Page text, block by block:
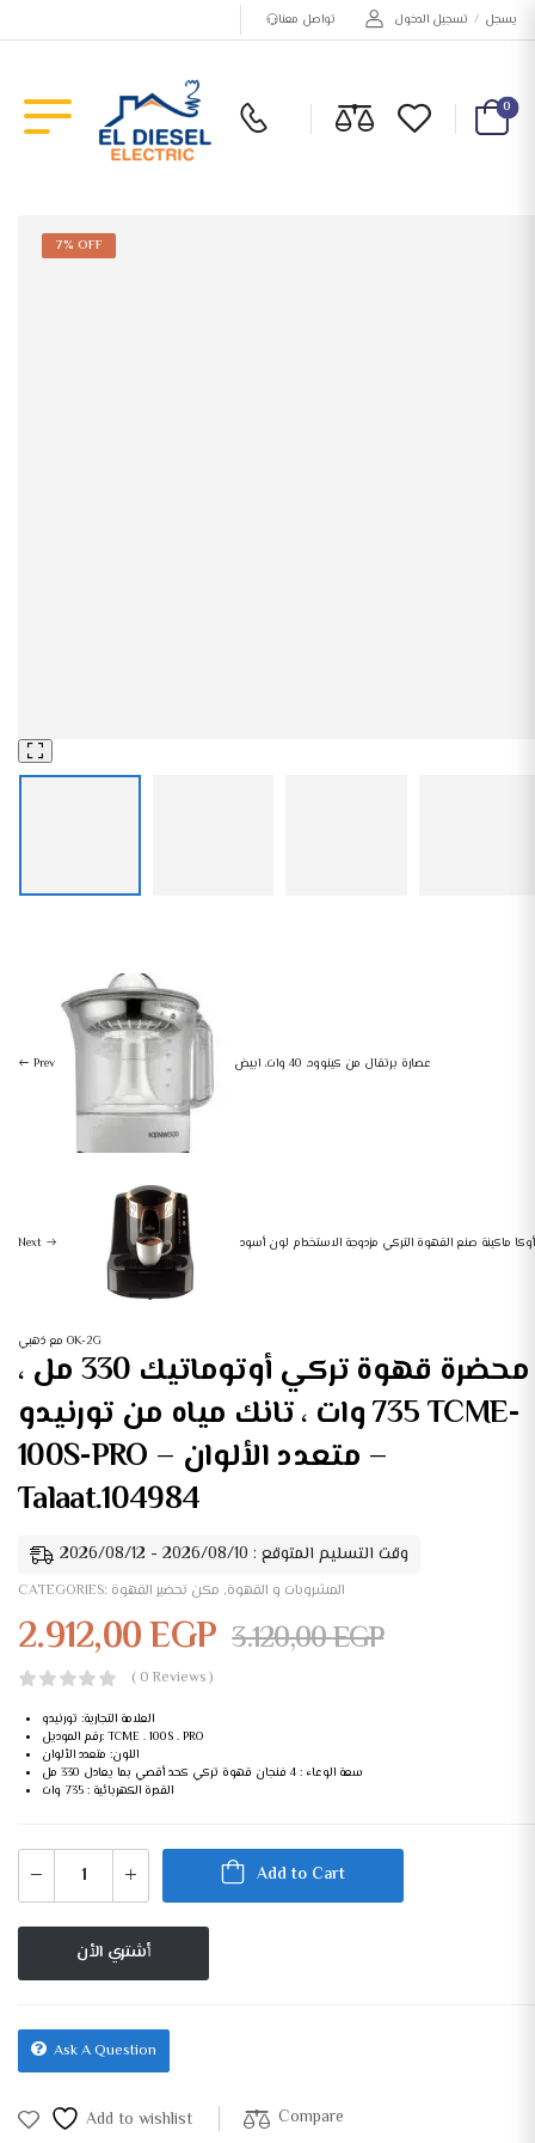
تواصل معنا تسجيل الدخول / يسجل
0
7% OFF
Prev عصارة برتقال من كينوود، 40 وات، ابيض
Next أوكا ماكينة صنع القهوة التركي مزدوجة الاستخدام لون أسود
مع ذهبي OK-2G
محضرة قهوة تركي أوتوماتيك 330 مل ،
735 وات ، تانك مياه من تورنيدو TCME-
100S-PRO – متعدد الألوان –
Talaat.104984
وقت التسليم المتوقع : 2026/08/10 - 2026/08/12
CATEGORIES: المشروبات و القهوة, مكن تحضير القهوة
2.912,00EGP 3.120,00EGP
( 0 Reviews )
العلامة التجارية: تورنيدو
رقم الموديل: TCME . 100S . PRO
اللون: متعدد الألوان
سعة الوعاء : 4 فنجان قهوة تركي كحد أقصي بما يعادل 330 مل
القدرة الكهربائية : 735 وات
Add to Cart
أشتري الأن
Ask A Question
Add to wishlist Compare